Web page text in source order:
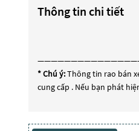
Thông tin chi tiết
* Chú ý:Thông tin rao bán
cung cấp . Nếu bạn phát